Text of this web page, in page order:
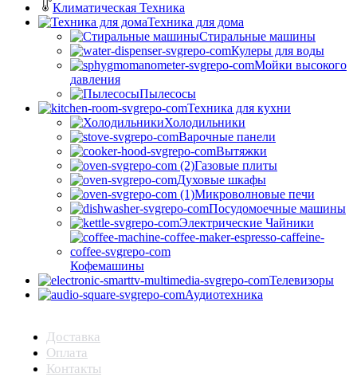
Климатическая Техника
Техника для дома
Стиральные машины
Кулеры для воды
Мойки высокого
давления
Пылесосы
Техника для кухни
Холодильники
Варочные панели
Вытяжки
Газовые плиты
Духовые шкафы
Микроволновые печи
Посудомоечные машины
Электрические Чайники
Кофемашины
Телевизоры
Аудиотехника
Доставка
Оплата
Контакты